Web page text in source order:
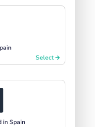
Select
in Spain